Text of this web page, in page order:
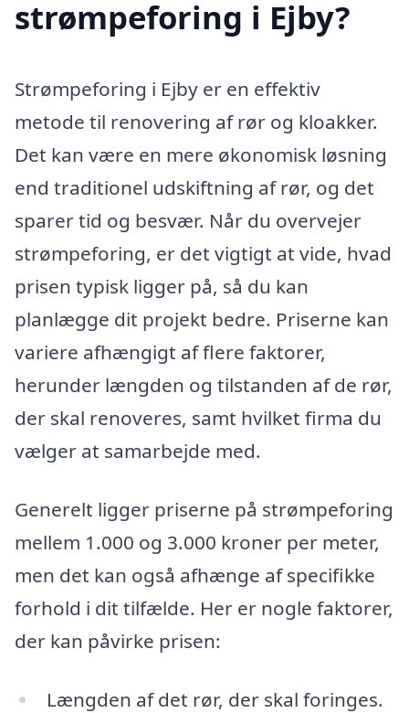
strømpeforing i Ejby?
Strømpeforing i Ejby er en effektiv
metode til renovering af rør og kloakker.
Det kan være en mere økonomisk løsning
end traditionel udskiftning af rør, og det
sparer tid og besvær. Når du overvejer
strømpeforing, er det vigtigt at vide, hvad
prisen typisk ligger på, så du kan
planlægge dit projekt bedre. Priserne kan
variere afhængigt af flere faktorer,
herunder længden og tilstanden af de rør,
der skal renoveres, samt hvilket firma du
vælger at samarbejde med.
Generelt ligger priserne på strømpeforing
mellem 1.000 og 3.000 kroner per meter,
men det kan også afhænge af specifikke
forhold i dit tilfælde. Her er nogle faktorer,
der kan påvirke prisen:
Længden af det rør, der skal foringes.